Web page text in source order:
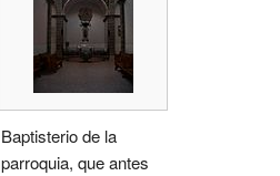
Baptisterio de la
parroquia, que antes